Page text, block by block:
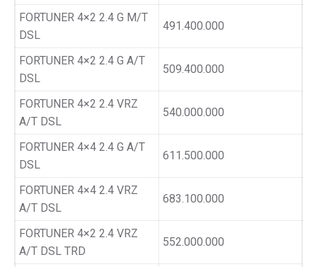
FORTUNER 4×2 2.4 G M/T
DSL
491.400.000
FORTUNER 4×2 2.4 G A/T
DSL
509.400.000
FORTUNER 4×2 2.4 VRZ
A/T DSL
540.000.000
FORTUNER 4×4 2.4 G A/T
DSL
611.500.000
FORTUNER 4×4 2.4 VRZ
A/T DSL
683.100.000
FORTUNER 4×2 2.4 VRZ
A/T DSL TRD
552.000.000